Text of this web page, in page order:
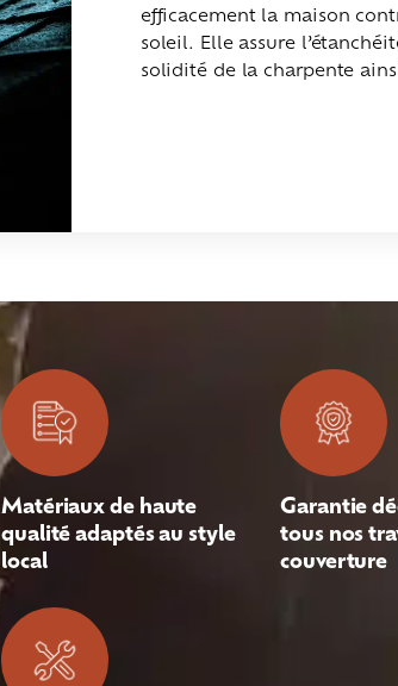
efficacement la maison
soleil. Elle assure
solidité de la charpente
Matériaux de haute
qualité adaptés au style
local
Garantie
tous nos
couverture